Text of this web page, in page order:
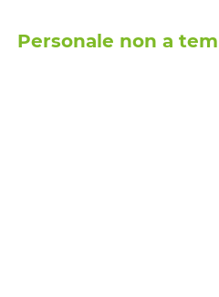
Personale non a